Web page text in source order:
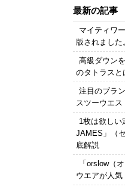
最新の記事
マイティワ
版されました
高級ダウン
のタトラスと
注目のブラ
スツーウエ
1枚は欲しい
JAMES」（
底解説
「orslow（
ウエアが人